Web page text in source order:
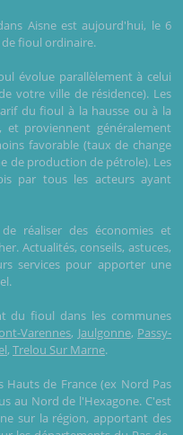
Aisne est aujourd'hui, le 6
de fioul ordinaire.
évolue parallèlement à celui
votre ville de résidence). Les
du fioul à la hausse ou à la
proviennent généralement
favorable (taux de change
de production de pétrole). Les
par tous les acteurs ayant
réaliser des économies et
Actualités, conseils, astuces,
services pour apporter une
du fioul dans les communes
Varennes, Jaulgonne, Passy-
, Trelou Sur Marne.
de France (ex Nord Pas
au Nord de l'Hexagone. C'est
sur la région, apportant des